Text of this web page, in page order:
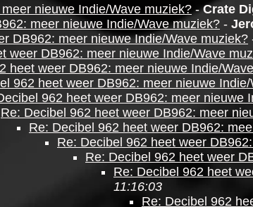
nieuwe Indie/Wave muziek?-Crate
meer nieuwe Indie/Wave muziek? -
DB962: meer nieuwe Indie/Wave muziek?
weer DB962: meer nieuwe Indie/Wave
heet weer DB962: meer nieuwe Indie/
962 heet weer DB962: meer nieuwe
962 heet weer DB962: meer nieuwe
Re: Decibel 962 heet weer DB962: meer
Re: Decibel 962 heet weer DB962:
Re: Decibel 962 heet weer
Re: Decibel 962 heet weer
Re: Decibel 962 heet
11:16:03
Re: Decibel 962